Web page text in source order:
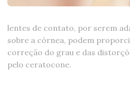
lentes de contato, por serem
sobre a córnea, podem
correção do grau e das
pelo ceratocone.